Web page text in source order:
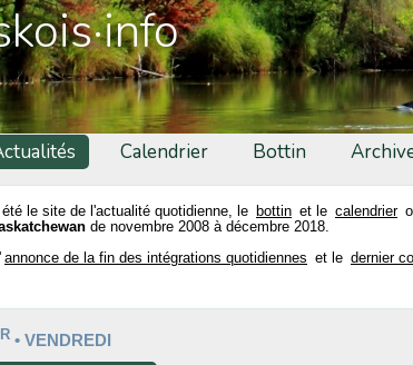
Calendrier Bottin
le site de l'actualité quotidienne, le bottin et le calendrier
de novembre 2008 à décembre 2018.
annonce de la fin des intégrations quotidiennes et le dernier
• VENDREDI